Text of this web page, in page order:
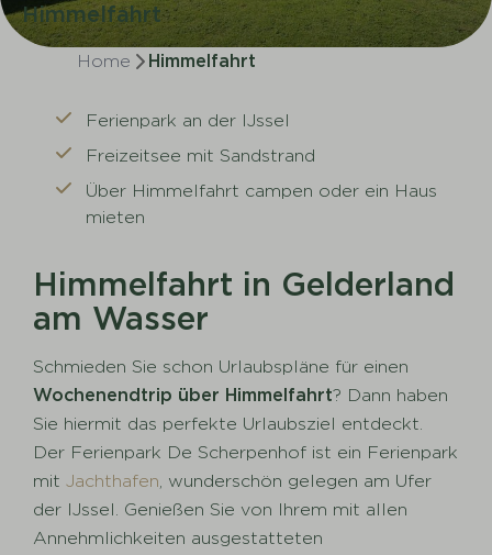
Himmelfahrt
Home Himmelfahrt
Ferienpark an der IJssel
Freizeitsee mit Sandstrand
Über Himmelfahrt campen oder ein Haus
mieten
Himmelfahrt in Gelderland
am Wasser
Schmieden Sie schon Urlaubspläne für einen
Wochenendtrip über Himmelfahrt? Dann haben
Sie hiermit das perfekte Urlaubsziel entdeckt.
Der Ferienpark De Scherpenhof ist ein Ferienpark
mitJachthafen, wunderschön gelegen am Ufer
der IJssel. Genießen Sie von Ihrem mit allen
Annehmlichkeiten ausgestatteten